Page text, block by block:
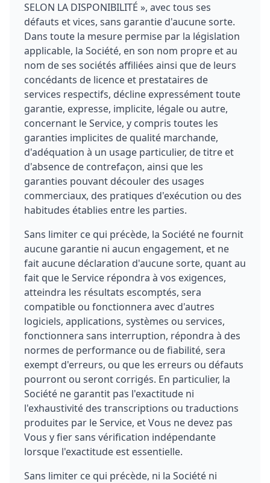
SELON LA DISPONIBILITÉ », avec tous ses
défauts et vices, sans garantie d'aucune sorte.
Dans toute la mesure permise par la législation
applicable, la Société, en son nom propre et au
nom de ses sociétés affiliées ainsi que de leurs
concédants de licence et prestataires de
services respectifs, décline expressément toute
garantie, expresse, implicite, légale ou autre,
concernant le Service, y compris toutes les
garanties implicites de qualité marchande,
d'adéquation à un usage particulier, de titre et
d'absence de contrefaçon, ainsi que les
garanties pouvant découler des usages
commerciaux, des pratiques d'exécution ou des
habitudes établies entre les parties.
Sans limiter ce qui précède, la Société ne fournit
aucune garantie ni aucun engagement, et ne
fait aucune déclaration d'aucune sorte, quant au
fait que le Service répondra à vos exigences,
atteindra les résultats escomptés, sera
compatible ou fonctionnera avec d'autres
logiciels, applications, systèmes ou services,
fonctionnera sans interruption, répondra à des
normes de performance ou de fiabilité, sera
exempt d'erreurs, ou que les erreurs ou défauts
pourront ou seront corrigés. En particulier, la
Société ne garantit pas l'exactitude ni
l'exhaustivité des transcriptions ou traductions
produites par le Service, et Vous ne devez pas
Vous y fier sans vérification indépendante
lorsque l'exactitude est essentielle.
Sans limiter ce qui précède, ni la Société ni